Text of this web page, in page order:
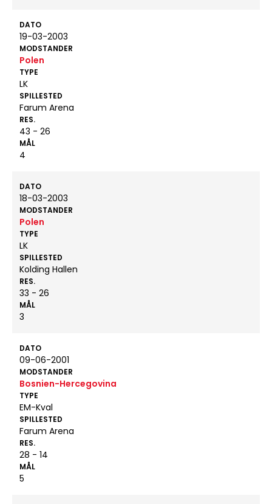
DATO
19-03-2003
MODSTANDER
Polen
TYPE
LK
SPILLESTED
Farum Arena
RES.
43 - 26
MÅL
4
DATO
18-03-2003
MODSTANDER
Polen
TYPE
LK
SPILLESTED
Kolding Hallen
RES.
33 - 26
MÅL
3
DATO
09-06-2001
MODSTANDER
Bosnien-Hercegovina
TYPE
EM-Kval
SPILLESTED
Farum Arena
RES.
28 - 14
MÅL
5